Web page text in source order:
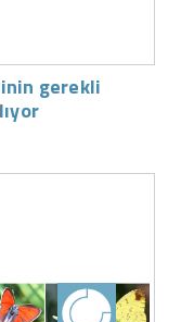
gerekli